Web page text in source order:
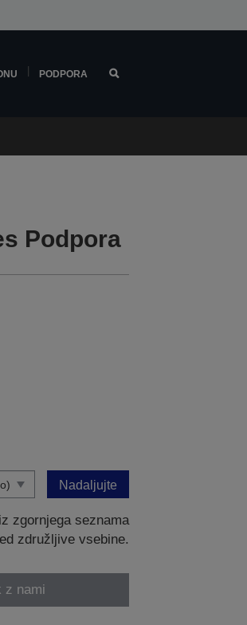
PODPORA
Podpora
Nadaljujte
zgornjega seznama
združljive vsebine.
z nami